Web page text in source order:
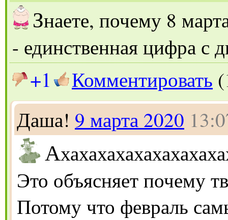
Знаете, почему 8
- единственная цифра с
+1 Комментировать
Даша! 9 марта 2020
А
Это объясняет почему
Потому что февраль